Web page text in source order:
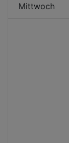
Mittwoch